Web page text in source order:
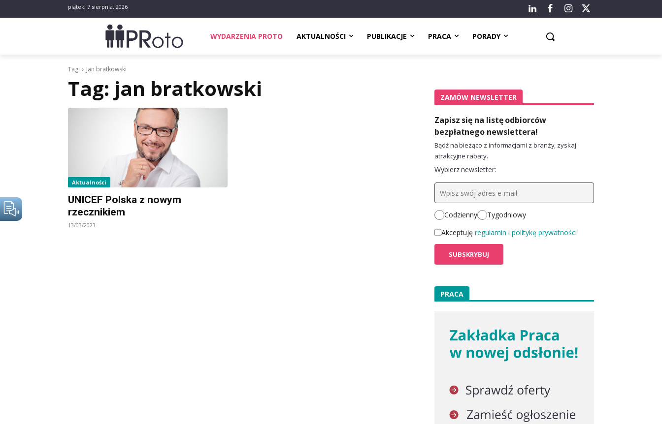
piątek, 7 sierpnia, 2026
WYDARZENIA PROTO AKTUALNOŚCI PUBLIKACJE PRACA PORADY
Tagi Jan bratkowski
Tag: jan bratkowski
Aktualności
UNICEF Polska z nowym
rzecznikiem
13/03/2023
ZAMÓW NEWSLETTER
Zapisz się na listę odbiorców
bezpłatnego newslettera!
Bądź na bieżąco z informacjami z branży, zyskaj
atrakcyjne rabaty.
Wybierz newsletter:
Codzienny
Tygodniowy
Akceptuję regulamin i politykę prywatności
PRACA